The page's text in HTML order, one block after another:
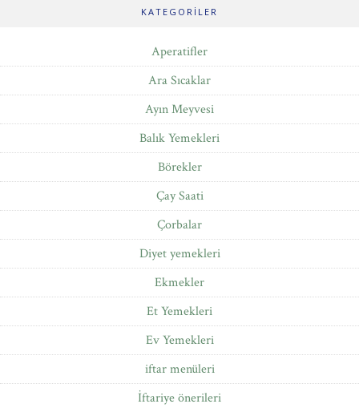
KATEGORILER
Aperatifler
Ara Sıcaklar
Ayın Meyvesi
Balık Yemekleri
Börekler
Çay Saati
Çorbalar
Diyet yemekleri
Ekmekler
Et Yemekleri
Ev Yemekleri
iftar menüleri
İftariye önerileri